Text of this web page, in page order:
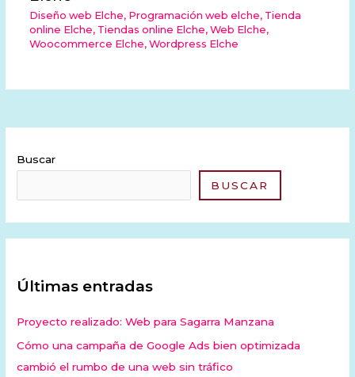
Diseño web Elche, Programación web elche, Tienda
online Elche, Tiendas online Elche, Web Elche,
Woocommerce Elche, Wordpress Elche
Buscar
BUSCAR
Últimas entradas
Proyecto realizado: Web para Sagarra Manzana
Cómo una campaña de Google Ads bien optimizada
cambió el rumbo de una web sin tráfico